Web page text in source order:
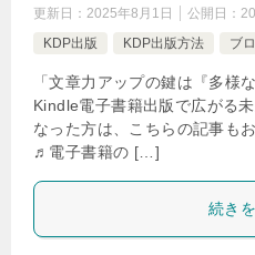
更新日： 2025年8月1日 公開日：
KDP出版
KDP出版方法 ブ
「文章力アップの鍵は『多様
Kindle電子書籍出版で広が
なった方は、こちらの記事も
♬電子書籍の […]
続き